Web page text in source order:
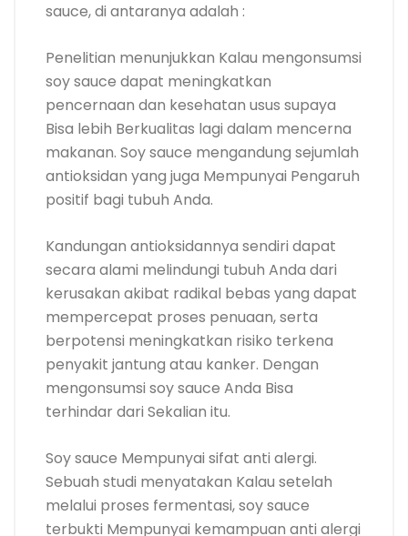
sauce, di antaranya adalah :
Penelitian menunjukkan Kalau mengonsumsi
soy sauce dapat meningkatkan
pencernaan dan kesehatan usus supaya
Bisa lebih Berkualitas lagi dalam mencerna
makanan. Soy sauce mengandung sejumlah
antioksidan yang juga Mempunyai Pengaruh
positif bagi tubuh Anda.
Kandungan antioksidannya sendiri dapat
secara alami melindungi tubuh Anda dari
kerusakan akibat radikal bebas yang dapat
mempercepat proses penuaan, serta
berpotensi meningkatkan risiko terkena
penyakit jantung atau kanker. Dengan
mengonsumsi soy sauce Anda Bisa
terhindar dari Sekalian itu.
Soy sauce Mempunyai sifat anti alergi.
Sebuah studi menyatakan Kalau setelah
melalui proses fermentasi, soy sauce
terbukti Mempunyai kemampuan anti alergi